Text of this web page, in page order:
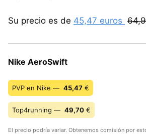
Su precio es de 45,47 euros
Nike AeroSwift
PVP en Nike — 45,47 €
Top4running — 49,70 €
El precio podría variar. Obtenemos comisión por